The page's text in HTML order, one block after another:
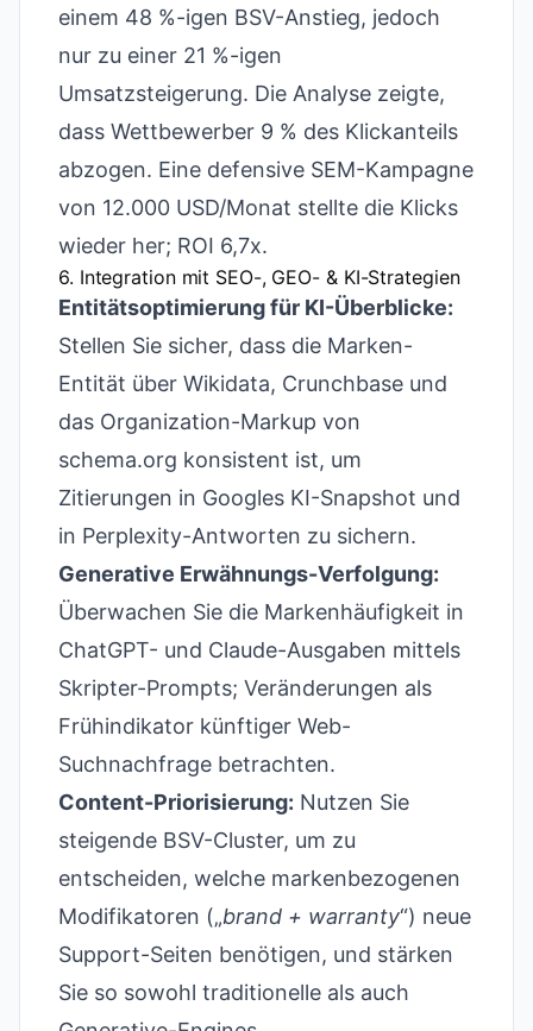
einem 48 %-igen BSV-Anstieg, jedoch
nur zu einer 21 %-igen
Umsatzsteigerung. Die Analyse zeigte,
dass Wettbewerber 9 % des Klickanteils
abzogen. Eine defensive SEM-Kampagne
von 12.000 USD/Monat stellte die Klicks
wieder her; ROI 6,7x.
6. Integration mit SEO-, GEO- & KI-Strategien
Entitätsoptimierung für KI-Überblicke:
Stellen Sie sicher, dass die Marken-
Entität über Wikidata, Crunchbase und
das Organization-Markup von
schema.org konsistent ist, um
Zitierungen in Googles KI-Snapshot und
in Perplexity-Antworten zu sichern.
Generative Erwähnungs-Verfolgung:
Überwachen Sie die Markenhäufigkeit in
ChatGPT- und Claude-Ausgaben mittels
Skripter-Prompts; Veränderungen als
Frühindikator künftiger Web-
Suchnachfrage betrachten.
Content-Priorisierung: Nutzen Sie
steigende BSV-Cluster, um zu
entscheiden, welche markenbezogenen
Modifikatoren („brand + warranty“) neue
Support-Seiten benötigen, und stärken
Sie so sowohl traditionelle als auch